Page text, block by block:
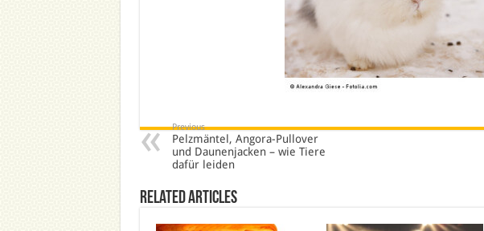
Previous
Pelzmäntel, Angora-Pullover
und Daunenjacken – wie Tiere
dafür leiden
Related Articles